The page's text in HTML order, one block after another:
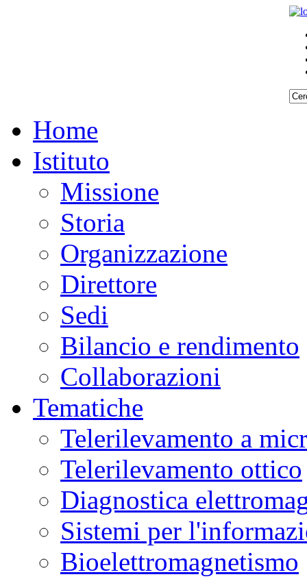
Home
Istituto
Missione
Storia
Organizzazione
Direttore
Sedi
Bilancio e rendimento
Collaborazioni
Tematiche
Telerilevamento a
Telerilevamento ottico
Diagnostica
Sistemi per
Bioelettromagnetismo